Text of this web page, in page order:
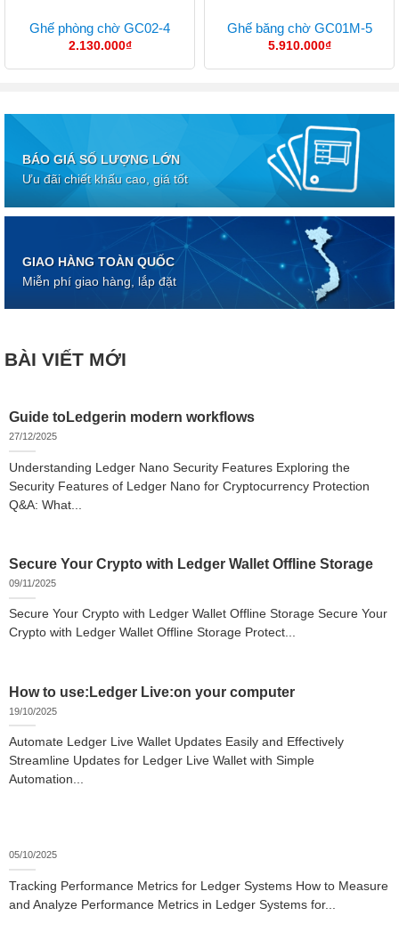
Ghế phòng chờ GC02-4
2.130.000₫
Ghế băng chờ GC01M-5
5.910.000₫
BÁO GIÁ SỐ LƯỢNG LỚN
Ưu đãi chiết khấu cao, giá tốt
GIAO HÀNG TOÀN QUỐC
Miễn phí giao hàng, lắp đặt
BÀI VIẾT MỚI
Guide toLedgerin modern workflows
27/12/2025
Understanding Ledger Nano Security Features Exploring the
Security Features of Ledger Nano for Cryptocurrency Protection
Q&A: What...
Secure Your Crypto with Ledger Wallet Offline Storage
09/11/2025
Secure Your Crypto with Ledger Wallet Offline Storage Secure Your
Crypto with Ledger Wallet Offline Storage Protect...
How to use:Ledger Live:on your computer
19/10/2025
Automate Ledger Live Wallet Updates Easily and Effectively
Streamline Updates for Ledger Live Wallet with Simple
Automation...
05/10/2025
Tracking Performance Metrics for Ledger Systems How to Measure
and Analyze Performance Metrics in Ledger Systems for...